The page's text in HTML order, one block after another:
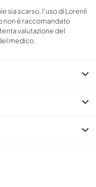
sia scarso, l’uso di Lorenil
non è raccomandato
valutazione del
medico.